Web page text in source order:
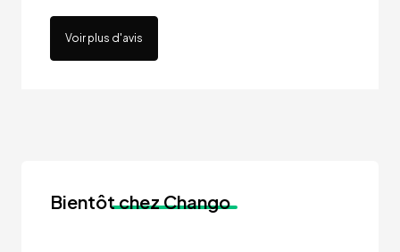
Voir plus d'avis
Bientôtchez Chango